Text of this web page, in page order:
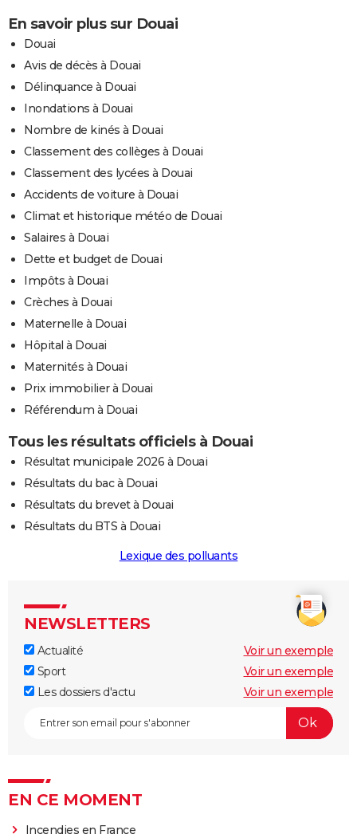
En savoir plus sur Douai
Douai
Avis de décès à Douai
Délinquance à Douai
Inondations à Douai
Nombre de kinés à Douai
Classement des collèges à Douai
Classement des lycées à Douai
Accidents de voiture à Douai
Climat et historique météo de Douai
Salaires à Douai
Dette et budget de Douai
Impôts à Douai
Crèches à Douai
Maternelle à Douai
Hôpital à Douai
Maternités à Douai
Prix immobilier à Douai
Référendum à Douai
Tous les résultats officiels à Douai
Résultat municipale 2026 à Douai
Résultats du bac à Douai
Résultats du brevet à Douai
Résultats du BTS à Douai
Lexique des polluants
NEWSLETTERS
Actualité
Voir un exemple
Sport
Voir un exemple
Les dossiers d'actu
Voir un exemple
EN CE MOMENT
Incendies en France